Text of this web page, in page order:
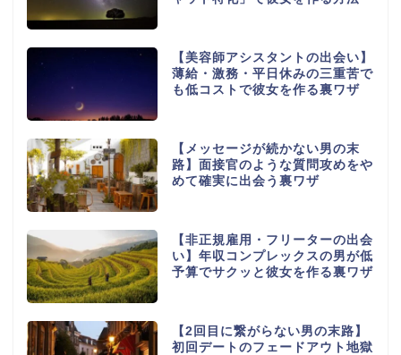
【美容師アシスタントの出会い】
薄給・激務・平日休みの三重苦で
も低コストで彼女を作る裏ワザ
【メッセージが続かない男の末
路】面接官のような質問攻めをや
めて確実に出会う裏ワザ
【非正規雇用・フリーターの出会
い】年収コンプレックスの男が低
予算でサクッと彼女を作る裏ワザ
【2回目に繋がらない男の末路】
初回デートのフェードアウト地獄